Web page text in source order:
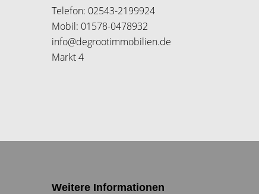
Telefon: 02543-2199924
Mobil: 01578-0478932
info@degrootimmobilien.de
Markt 4
Weitere Informationen